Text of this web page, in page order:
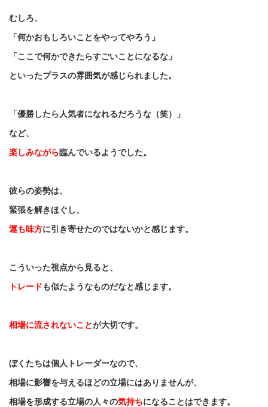
むしろ、
「何かおもしろいことをやってやろう」
「ここで何かできたらすごいことになるな」
といったプラスの雰囲気が感じられました。
「優勝したら人気者になれるだろうな（笑）」
など、
楽しみながら臨んでいるようでした。
彼らの姿勢は、
緊張を解きほぐし、
運も味方に引き寄せたのではないかと感じます。
こういった視点から見ると、
トレードも似たようなものだなと感じます。
相場に流されないことが大切です。
ぼくたちは個人トレーダーなので、
相場に影響を与えるほどの立場にはありませんが、
相場を形成する立場の人々の気持ちになることはできます。